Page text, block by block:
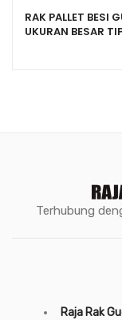
RAK PALLET BESI
UKURAN BESAR
Terhubung
Raja Rak